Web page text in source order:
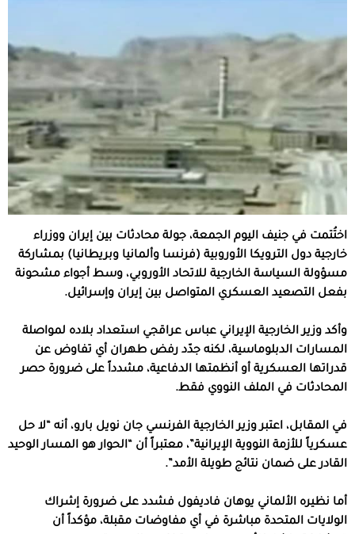
اختُتمت في جنيف اليوم الجمعة، جولة محادثات بين إيران ووزراء
خارجية دول الترويكا الأوروبية (فرنسا وألمانيا وبريطانيا) بمشاركة
مسؤولة السياسة الخارجية للاتحاد الأوروبي، وسط أجواء مشحونة
بفعل التصعيد العسكري المتواصل بين إيران وإسرائيل.
وأكد وزير الخارجية الإيراني عباس عراقجي استعداد بلاده لمواصلة
المسارات الدبلوماسية، لكنه جدّد رفض طهران أي تفاوض عن
قدراتها العسكرية أو أنظمتها الدفاعية، مشدداً على ضرورة حصر
المحادثات في الملف النووي فقط.
في المقابل، اعتبر وزير الخارجية الفرنسي جان نويل بارو، أنه “لا حل
عسكرياً للأزمة النووية الإيرانية”، معتبراً أن “الحوار هو المسار الوحيد
القادر على ضمان نتائج طويلة الأمد”.
أما نظيره الألماني يوهان فاديفول فشدد على ضرورة إشراك
الولايات المتحدة مباشرة في أي مفاوضات مقبلة، مؤكداً أن